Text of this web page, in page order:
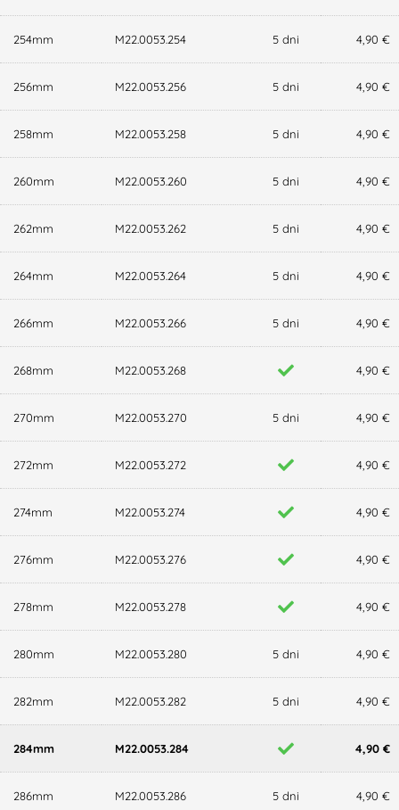
254mm M22.0053.254 5 dni 4,90 €
256mm M22.0053.256 5 dni 4,90 €
258mm M22.0053.258 5 dni 4,90 €
260mm M22.0053.260 5 dni 4,90 €
262mm M22.0053.262 5 dni 4,90 €
264mm M22.0053.264 5 dni 4,90 €
266mm M22.0053.266 5 dni 4,90 €
268mm M22.0053.268 4,90 €
270mm M22.0053.270 5 dni 4,90 €
272mm M22.0053.272 4,90 €
274mm M22.0053.274 4,90 €
276mm M22.0053.276 4,90 €
278mm M22.0053.278 4,90 €
280mm M22.0053.280 5 dni 4,90 €
282mm M22.0053.282 5 dni 4,90 €
284mm M22.0053.284 4,90 €
286mm M22.0053.286 5 dni 4,90 €